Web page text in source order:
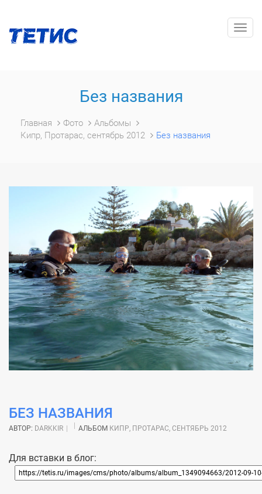
Без названия
Главная Фото
Альбомы
Кипр, Протарас, сентябрь 2012
Без названия
БЕЗ НАЗВАНИЯ
АВТОР: DARKKIR АЛЬБОМ КИПР, ПРОТАРАС, СЕНТЯБРЬ 2012
Для вставки в блог: